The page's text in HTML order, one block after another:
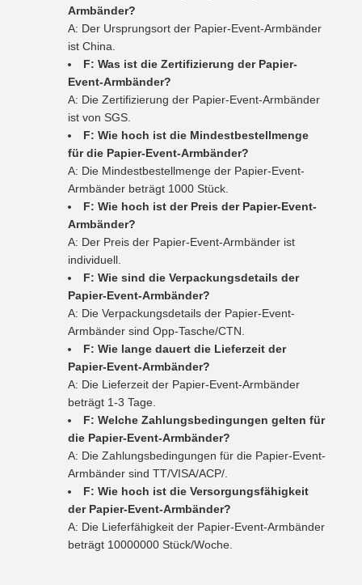
Armbänder?
A: Der Ursprungsort der Papier-Event-Armbänder
ist China.
F: Was ist die Zertifizierung der Papier-
Event-Armbänder?
A: Die Zertifizierung der Papier-Event-Armbänder
ist von SGS.
F: Wie hoch ist die Mindestbestellmenge
für die Papier-Event-Armbänder?
A: Die Mindestbestellmenge der Papier-Event-
Armbänder beträgt 1000 Stück.
F: Wie hoch ist der Preis der Papier-Event-
Armbänder?
A: Der Preis der Papier-Event-Armbänder ist
individuell.
F: Wie sind die Verpackungsdetails der
Papier-Event-Armbänder?
A: Die Verpackungsdetails der Papier-Event-
Armbänder sind Opp-Tasche/CTN.
F: Wie lange dauert die Lieferzeit der
Papier-Event-Armbänder?
A: Die Lieferzeit der Papier-Event-Armbänder
beträgt 1-3 Tage.
F: Welche Zahlungsbedingungen gelten für
die Papier-Event-Armbänder?
A: Die Zahlungsbedingungen für die Papier-Event-
Armbänder sind TT/VISA/ACP/.
F: Wie hoch ist die Versorgungsfähigkeit
der Papier-Event-Armbänder?
A: Die Lieferfähigkeit der Papier-Event-Armbänder
beträgt 10000000 Stück/Woche.